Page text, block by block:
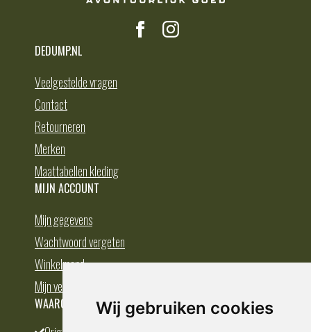
Wij gebruiken cookies
DEDUMP.NL
Veelgestelde vragen
Contact
Retourneren
Merken
Maattabellen kleding
MIJN ACCOUNT
Mijn gegevens
Wachtwoord vergeten
Winkelmand
Mijn verlanglijst
WAAROM BESTELLEN BIJ DEDUMP.NL